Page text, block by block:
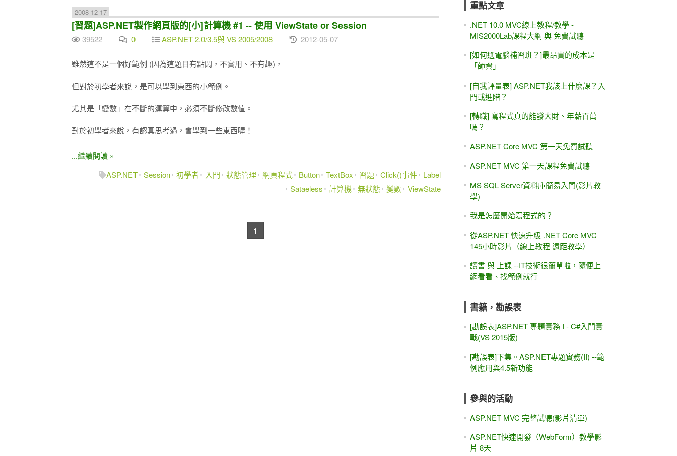
2008-12-17
[習題]ASP.NET製作網頁版的[小]計算機 #1 -- 使用 ViewState or Session
39522 0 ASP.NET 2.0/3.5與 VS 2005/2008 2012-05-07
雖然這不是一個好範例 (因為這題目有點悶，不實用、不有趣)，
但對於初學者來說，是可以學到東西的小範例。
尤其是「變數」在不斷的運算中，必須不斷修改數值。
對於初學者來說，有認真思考過，會學到一些東西喔！
...繼續閱讀 »
ASP.NET Session 初學者 入門 狀態管理 網頁程式 Button TextBox 習題 Click()事件
Label
Sataeless
計算機 無狀態 變數 ViewState
1
重點文章
.NET 10.0 MVC線上教程/教學 -
MIS2000Lab課程大綱 與 免費試聽
[如何選電腦補習班？]最昂貴的成本是
「師資」
[自我評量表] ASP.NET我該上什麼課？入
門或進階？
[轉職] 寫程式真的能發大財、年薪百萬
嗎？
ASP.NET Core MVC 第一天免費試聽
ASP.NET MVC 第一天課程免費試聽
MS SQL Server資料庫簡易入門(影片教
學)
我是怎麼開始寫程式的？
從ASP.NET 快速升級 .NET Core MVC
145小時影片（線上教程 遠距教學）
讀書 與 上課 --IT技術很簡單啦，隨便上
網看看、找範例就行
書籍，勘誤表
[勘誤表]ASP.NET 專題實務 I - C#入門實
戰(VS 2015版)
[勘誤表]下集。ASP.NET專題實務(II) --範
例應用與4.5新功能
參與的活動
ASP.NET MVC 完整試聽(影片清單)
ASP.NET快速開發（WebForm）教學影
片 8天